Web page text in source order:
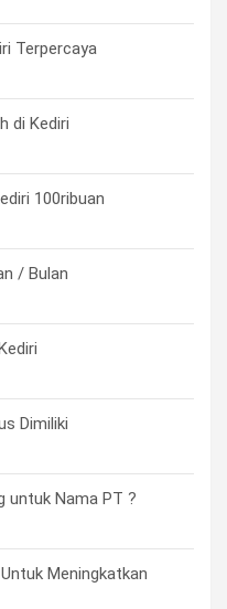
Terpercaya
di Kediri
100ribuan
/ Bulan
Dimiliki
untuk Nama PT ?
Meningkatkan